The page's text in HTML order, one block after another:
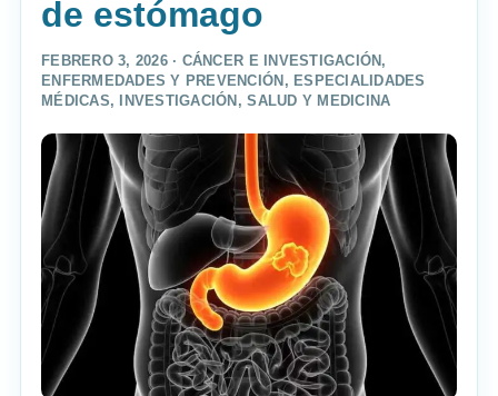
de estómago
FEBRERO 3, 2026 · CÁNCER E INVESTIGACIÓN ,
ENFERMEDADES Y PREVENCIÓN , ESPECIALIDADES
MÉDICAS, INVESTIGACIÓN ,SALUD Y MEDICINA